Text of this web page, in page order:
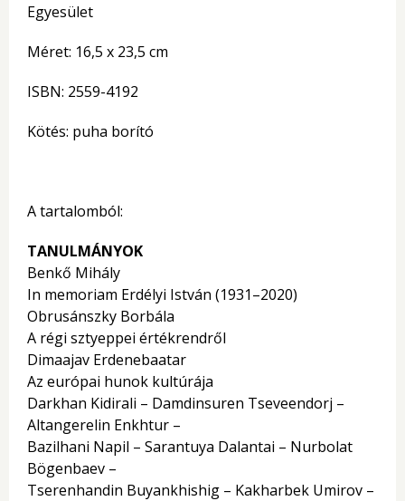
Egyesület
Méret: 16,5 x 23,5 cm
ISBN: 2559-4192
Kötés: puha borító
A tartalomból:
TANULMÁNYOK
Benkő Mihály
In memoriam Erdélyi István (1931–2020)
Obrusánszky Borbála
A régi sztyeppei értékrendről
Dimaajav Erdenebaatar
Az európai hunok kultúrája
Darkhan Kidirali – Damdinsuren Tseveendorj –
Altangerelin Enkhtur –
Bazilhani Napil – Sarantuya Dalantai – Nurbolat
Bögenbaev –
Tserenhandin Buyankhishig – Kakharbek Umirov –